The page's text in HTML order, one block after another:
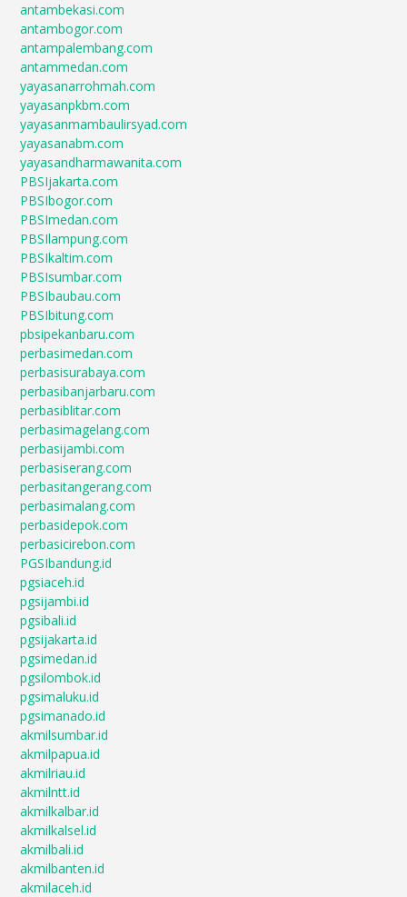
antambekasi.com
antambogor.com
antampalembang.com
antammedan.com
yayasanarrohmah.com
yayasanpkbm.com
yayasanmambaulirsyad.com
yayasanabm.com
yayasandharmawanita.com
PBSIjakarta.com
PBSIbogor.com
PBSImedan.com
PBSIlampung.com
PBSIkaltim.com
PBSIsumbar.com
PBSIbaubau.com
PBSIbitung.com
pbsipekanbaru.com
perbasimedan.com
perbasisurabaya.com
perbasibanjarbaru.com
perbasiblitar.com
perbasimagelang.com
perbasijambi.com
perbasiserang.com
perbasitangerang.com
perbasimalang.com
perbasidepok.com
perbasicirebon.com
PGSIbandung.id
pgsiaceh.id
pgsijambi.id
pgsibali.id
pgsijakarta.id
pgsimedan.id
pgsilombok.id
pgsimaluku.id
pgsimanado.id
akmilsumbar.id
akmilpapua.id
akmilriau.id
akmilntt.id
akmilkalbar.id
akmilkalsel.id
akmilbali.id
akmilbanten.id
akmilaceh.id